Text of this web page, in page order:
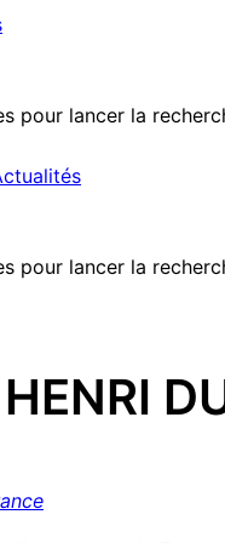
pour lancer la
pour lancer la